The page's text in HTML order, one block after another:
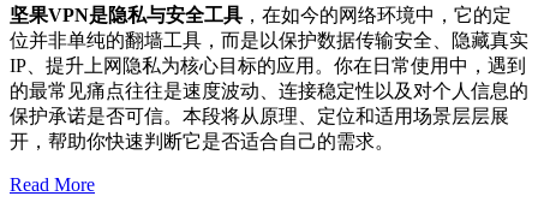
坚果VPN是隐私与安全工具 ，在如今的网络环境中，它的定
位并非单纯的翻墙工具，而是以保护数据传输安全、隐藏真实
IP、提升上网隐私为核心目标的应用。你在日常使用中，遇到
的最常见痛点往往是速度波动、连接稳定性以及对个人信息的
保护承诺是否可信。本段将从原理、定位和适用场景层层展
开，帮助你快速判断它是否适合自己的需求。
Read More